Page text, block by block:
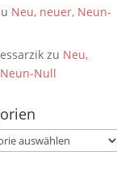
Neu, neuer, Neun-
zu Neu,
Null